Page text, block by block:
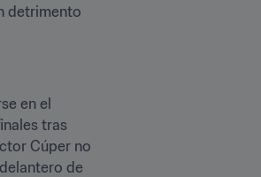
detrimento
en el
tras
Cúper no
de